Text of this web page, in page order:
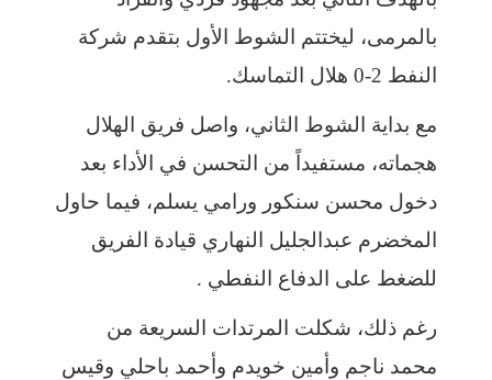
بالمرمى، ليختتم الشوط الأول بتقدم شركة
النفط 2-0 هلال التماسك.
مع بداية الشوط الثاني، واصل فريق الهلال
هجماته، مستفيداً من التحسن في الأداء بعد
دخول محسن سنكور ورامي يسلم، فيما حاول
المخضرم عبدالجليل النهاري قيادة الفريق
للضغط على الدفاع النفطي .
رغم ذلك، شكلت المرتدات السريعة من
محمد ناجم وأمين خويدم وأحمد باحلي وقيس